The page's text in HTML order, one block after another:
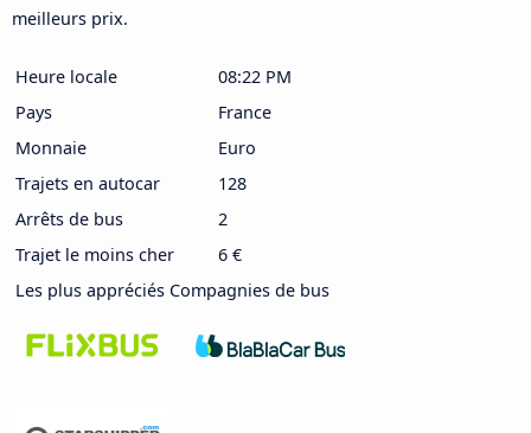
meilleurs prix.
Heure locale
08:22 PM
Pays
France
Monnaie
Euro
Trajets en autocar
128
Arrêts de bus
2
Trajet le moins cher
6 €
Les plus appréciés Compagnies de bus